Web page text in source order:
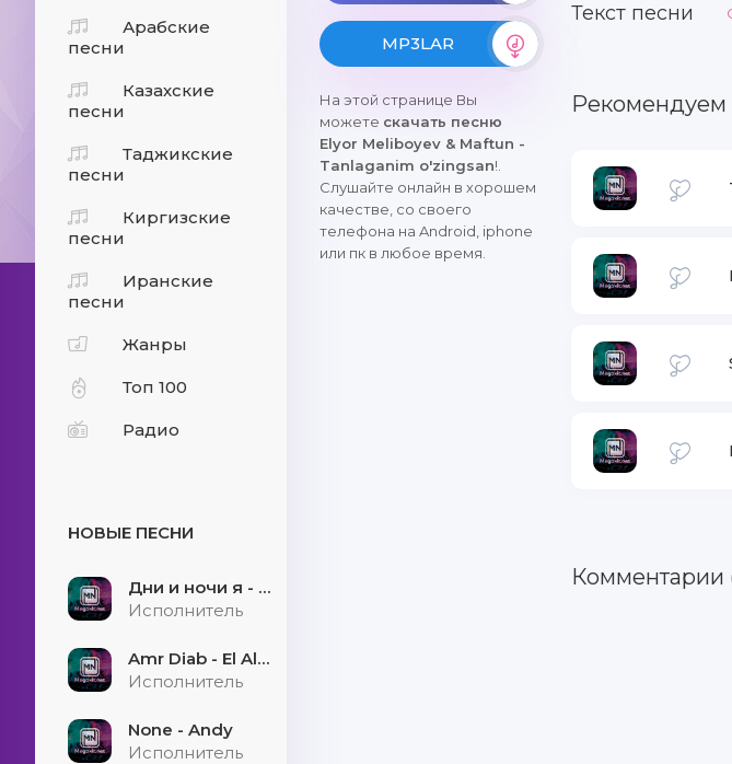
Арабские
песни
Казахские
песни
Таджикские
песни
Киргизские
песни
Иранские
песни
Жанры
Топ 100
Радио
НОВЫЕ ПЕСНИ
Дни и ночи я - скучаю
Исполнитель
Amr Diab - El Alem Allah
Исполнитель
None - Andy
Исполнитель
MP3LAR
На этой странице Вы
можете скачать песню
Elyor Meliboyev & Maftun -
Tanlaganim o'zingsan!.
Слушайте онлайн в хорошем
качестве, со своего
телефона на Android, iphone
или пк в любое время.
Текст песни
Рекомендуем
Комментарии